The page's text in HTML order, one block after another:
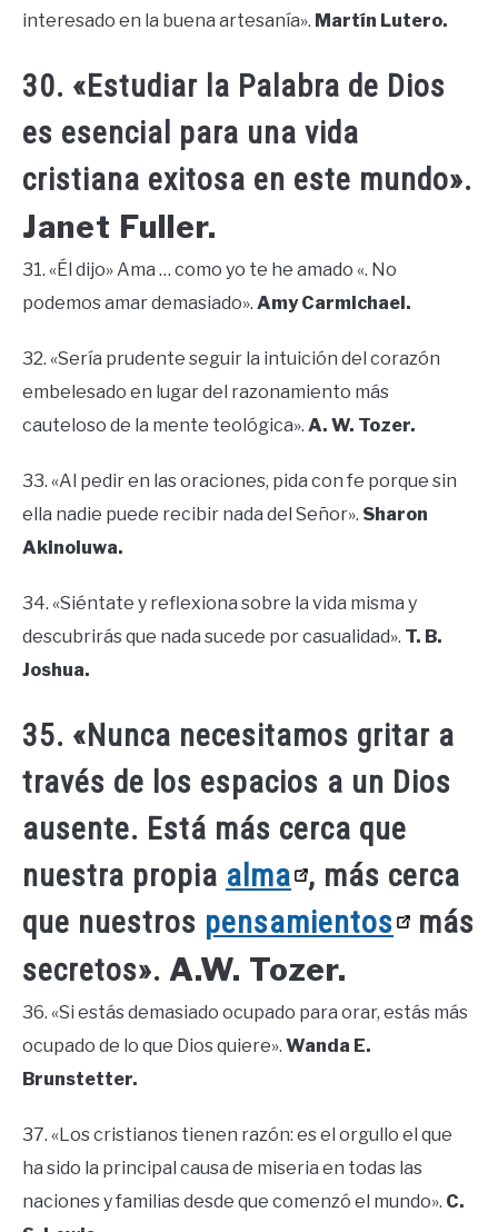
interesado en la buena artesanía». Martín Lutero.
30. «Estudiar la Palabra de Dios
es esencial para una vida
cristiana exitosa en este mundo».
Janet Fuller.
31. «Él dijo» Ama … como yo te he amado «. No
podemos amar demasiado». Amy Carmichael.
32. «Sería prudente seguir la intuición del corazón
embelesado en lugar del razonamiento más
cauteloso de la mente teológica». A. W. Tozer.
33. «Al pedir en las oraciones, pida con fe porque sin
ella nadie puede recibir nada del Señor». Sharon
Akinoluwa.
34. «Siéntate y reflexiona sobre la vida misma y
descubrirás que nada sucede por casualidad». T. B.
Joshua.
35. «Nunca necesitamos gritar a
través de los espacios a un Dios
ausente. Está más cerca que
nuestra propia alma , más cerca
que nuestros pensamientos
más
secretos». A.W. Tozer.
36. «Si estás demasiado ocupado para orar, estás más
ocupado de lo que Dios quiere». Wanda E.
Brunstetter.
37. «Los cristianos tienen razón: es el orgullo el que
ha sido la principal causa de miseria en todas las
naciones y familias desde que comenzó el mundo». C.